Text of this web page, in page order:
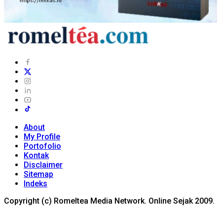
About
My Profile
Portofolio
Kontak
Disclaimer
Sitemap
Indeks
Copyright (c) Romeltea Media Network. Online Sejak 2009.